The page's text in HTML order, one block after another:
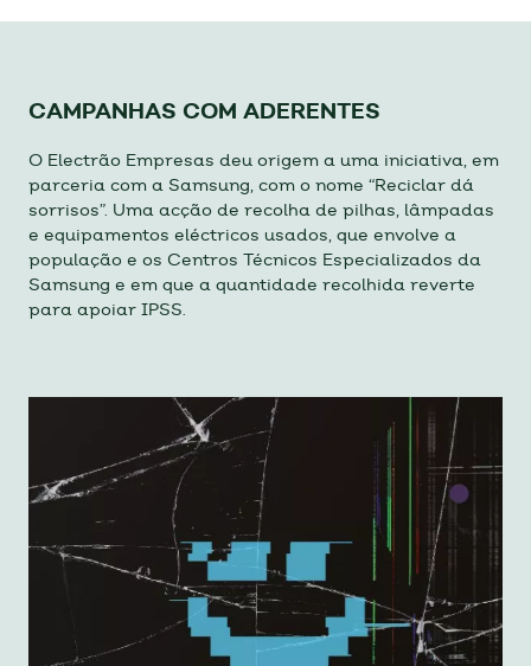
CAMPANHAS COM ADERENTES
O Electrão Empresas deu origem a uma iniciativa, em
parceria com a Samsung, com o nome “Reciclar dá
sorrisos”. Uma acção de recolha de pilhas, lâmpadas
e equipamentos eléctricos usados, que envolve a
população e os Centros Técnicos Especializados da
Samsung e em que a quantidade recolhida reverte
para apoiar IPSS.